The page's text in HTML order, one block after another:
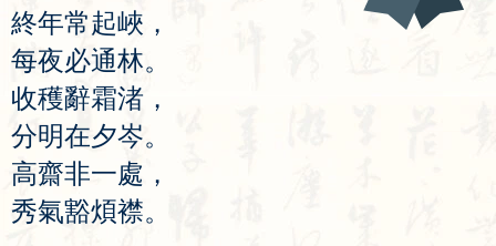
終年常起峽 ，
每夜必通林。
收穫辭霜渚 ，
分明在夕岑。
高齋非一處 ，
秀氣豁煩襟。